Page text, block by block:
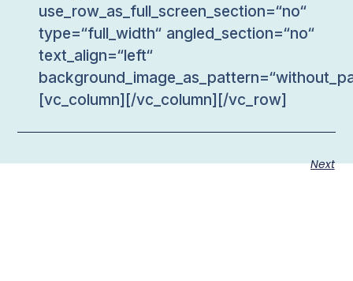
use_row_as_full_screen_section=“no“
type=“full_width“ angled_section=“no“
text_align=“left“
[vc_column][/vc_column][/vc_row]
Next